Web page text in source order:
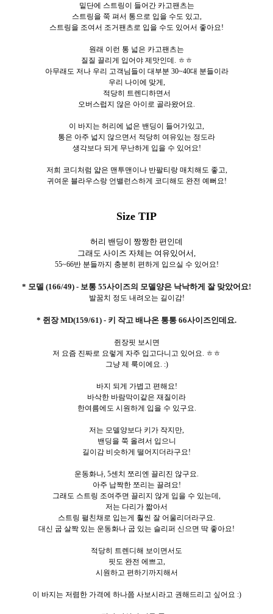
밑단에 스트링이 들어간 카고팬츠는
스트링을 쭉 펴서 통으로 입을 수도 있고,
스트링을 조여서 조거팬츠로 입을 수도 있어서 좋아요!
원래 이런 통 넓은 카고팬츠는
질질 끌리게 입어야 제맛인데. ㅎㅎ
아무래도 저나 우리 고객님들이 대부분 30~40대 분들이라
우리 나이에 맞게,
적당히 트렌디하면서
오버스럽지 않은 아이로 골라왔어요.
이 바지는 허리에 넓은 밴딩이 들어가있고,
통은 아주 넓지 않으면서 적당히 여유있는 정도라
생각보다 되게 무난하게 입을 수 있어요!
저희 코디처럼 얇은 맨투맨이나 반팔티랑 매치해도 좋고,
귀여운 블라우스랑 언밸런스하게 코디해도 완전 예뻐요!
Size TIP
허리 밴딩이 짱짱한 편인데
그래도 사이즈 자체는 여유있어서,
55~66반 분들까지 충분히 편하게 입으실 수 있어요!
* 모델 (166/49) - 보통 55사이즈의 모델양은 낙낙하게 잘 맞았어요!
발꿈치 정도 내려오는 길이감!
* 쥔장 MD(159/61) - 키 작고 배나온 통통 66사이즈인데요.
쥔장핏 보시면
저 요즘 진짜로 요렇게 자주 입고다니고 있어요. ㅎㅎ
그냥 제 룩이에요. :)
바지 되게 가볍고 편해요!
바삭한 바람막이같은 재질이라
한여름에도 시원하게 입을 수 있구요.
저는 모델양보다 키가 작지만,
밴딩을 쭉 올려서 입으니
길이감 비슷하게 떨어지더라구요!
운동화나, 5센치 쪼리엔 끌리진 않구요.
아주 납짝한 쪼리는 끌려요!
그래도 스트링 조여주면 끌리지 않게 입을 수 있는데,
저는 다리가 짧아서
스트링 펼친채로 입는게 훨씬 잘 어울리더라구요.
대신 굽 살짝 있는 운동화나 굽 있는 슬리퍼 신으면 딱 좋아요!
적당히 트렌디해 보이면서도
핏도 완전 에쁘고,
시원하고 편하기까지해서
이 바지는 저렴한 가격에 하나쯤 사보시라고 권해드리고 싶어요 :)